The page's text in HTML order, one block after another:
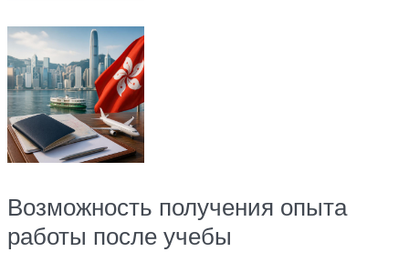
Возможность получения опыта
работы после учебы